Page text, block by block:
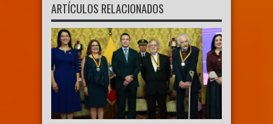
ARTÍCULOS RELACIONADOS